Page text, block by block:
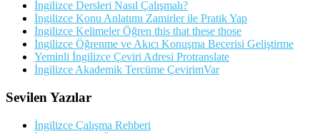
İngilizce Dersleri Nasıl Çalışmalı?
İngilizce Konu Anlatımı Zamirler ile Pratik Yap
İngilizce Kelimeler Öğren this that these those
İngilizce Öğrenme ve Akıcı Konuşma Becerisi Geliştirme
Yeminli İngilizce Çeviri Adresi Protranslate
İngilizce Akademik Tercüme ÇevirimVar
Sevilen Yazılar
İngilizce Çalışma Rehberi